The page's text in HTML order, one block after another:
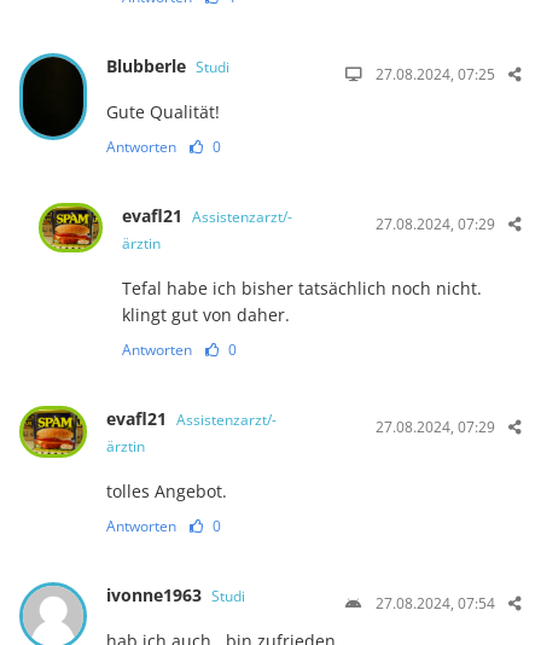
Blubberle Studi 27.08.2024, 07:25
Gute Qualität!
Antworten 0
evafl21
Assistenzarzt/-
ärztin
27.08.2024, 07:29
Tefal habe ich bisher tatsächlich noch nicht.
klingt gut von daher.
Antworten 0
evafl21 Assistenzarzt/-
ärztin
27.08.2024, 07:29
tolles Angebot.
Antworten 0
ivonne1963 Studi 27.08.2024, 07:54